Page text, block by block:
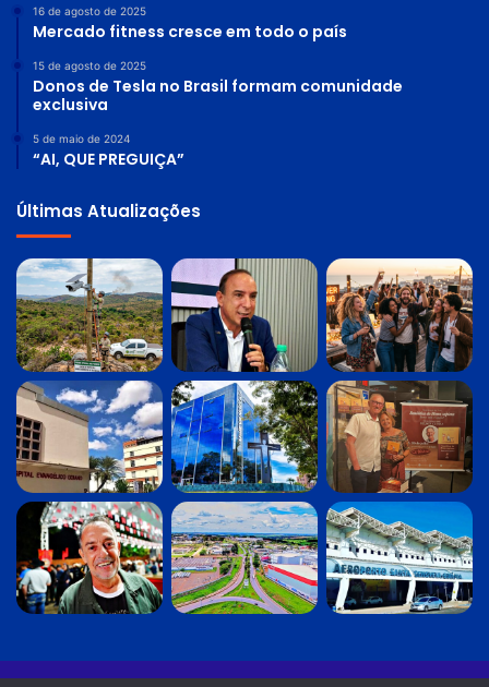
16 de agosto de 2025
Mercado fitness cresce em todo o país
15 de agosto de 2025
Donos de Tesla no Brasil formam comunidade
exclusiva
5 de maio de 2024
“AI, QUE PREGUIÇA”
Últimas Atualizações